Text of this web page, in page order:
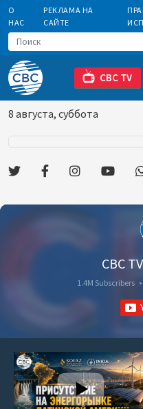
О
НАС
РЕКЛАМА НА
САЙТЕ
CBC TV
8 августа, суббота
CBC
1.4M Subscribers •